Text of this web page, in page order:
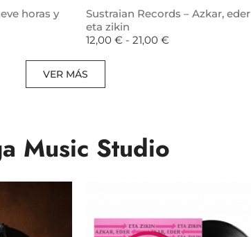
horas y
Sustraian Records – Azkar, eder
eta zikin
12,00 € - 21,00 €
VER MÁS
Music Studio